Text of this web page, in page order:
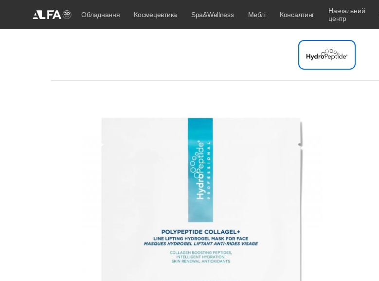
Обладнання Космецевтика Spa&Wellness Меблі Консалтинг
Навчальний
центр